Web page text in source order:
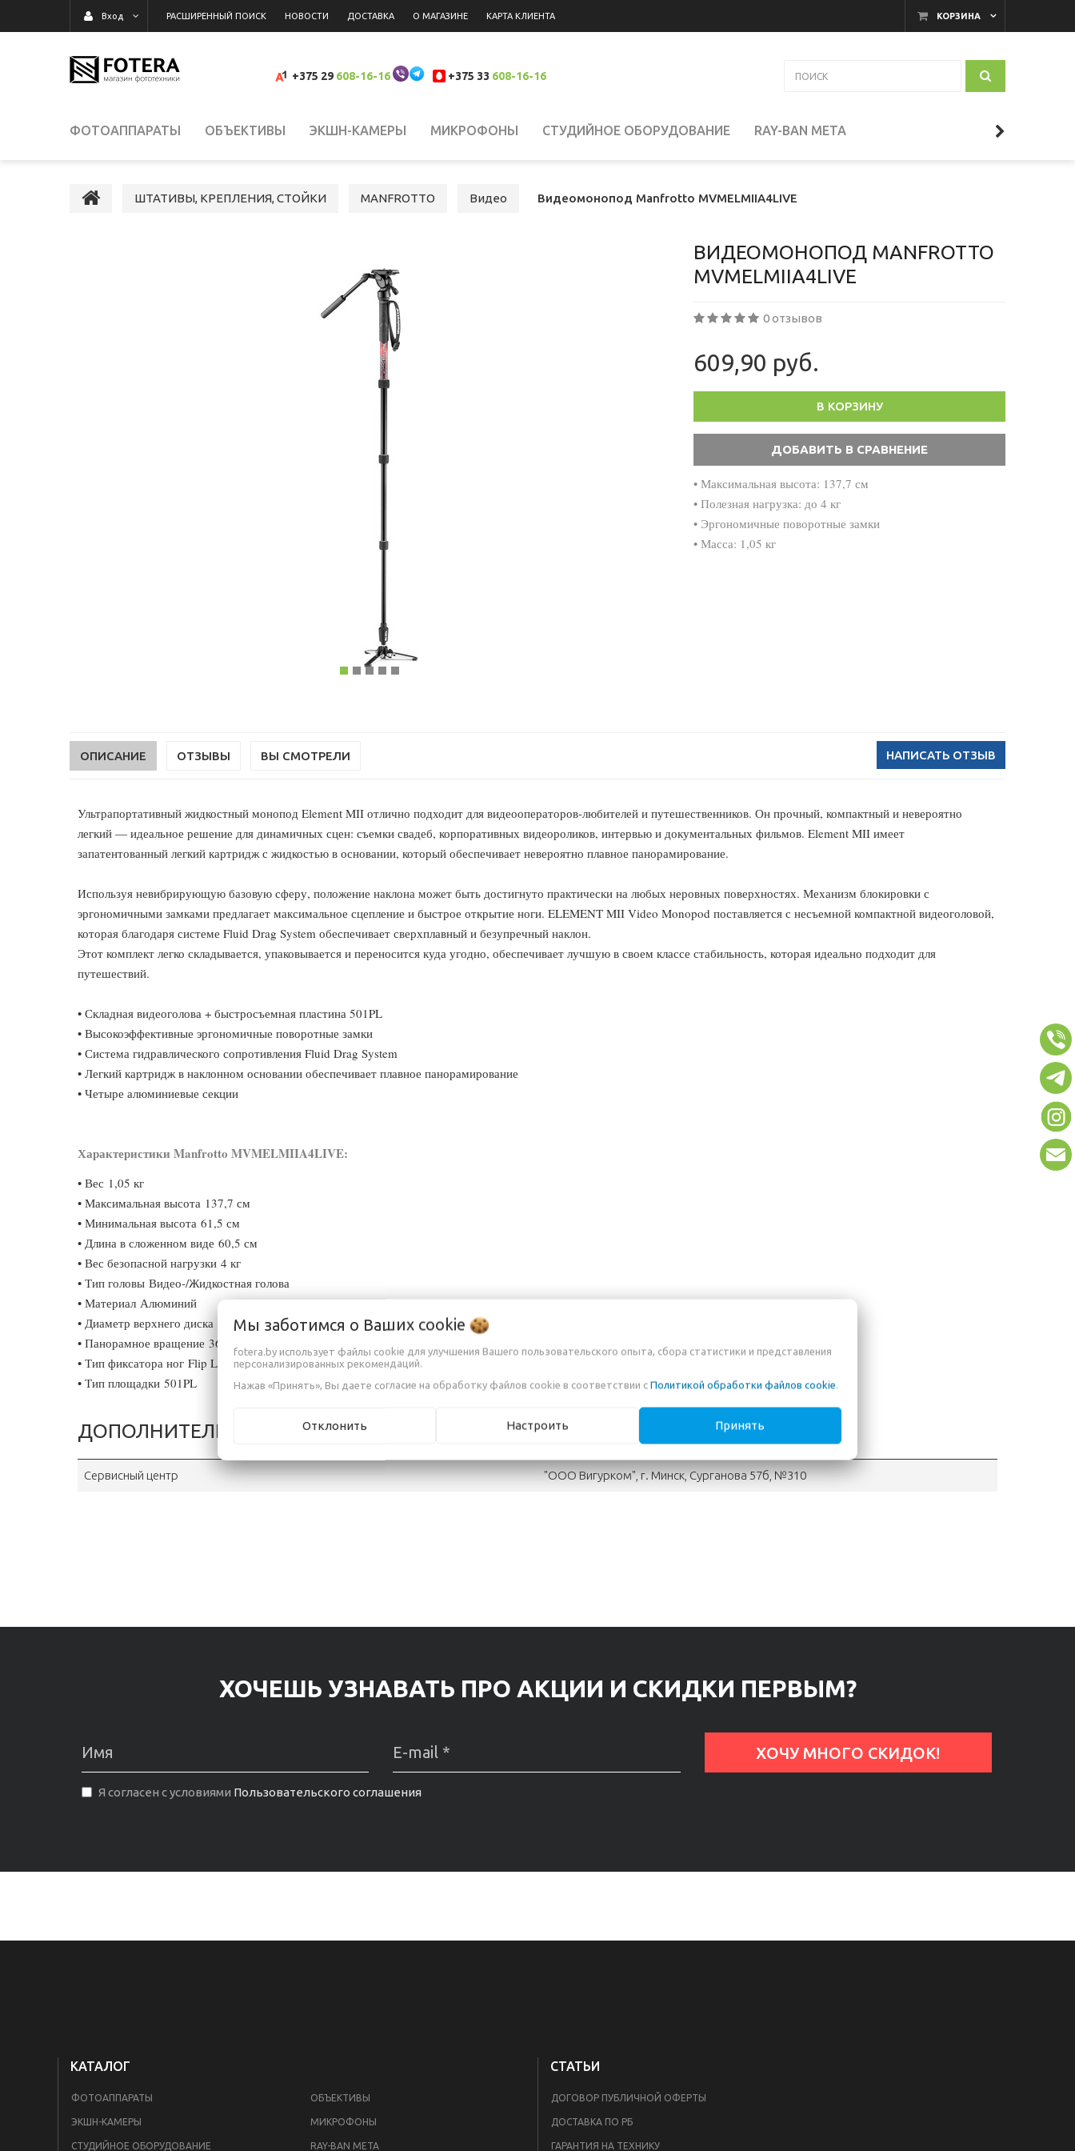
КОРЗИНА
Вход РАСШИРЕННЫЙ ПОИСК НОВОСТИ ДОСТАВКА О МАГАЗИНЕ КАРТА КЛИЕНТА
+375 29 608-16-16 +375 33 608-16-16
ФОТОАППАРАТЫ ОБЪЕКТИВЫ ЭКШН-КАМЕРЫ МИКРОФОНЫ СТУДИЙНОЕ ОБОРУДОВАНИЕ RAY-BAN META
БИНОКЛИ ТЕЛЕСКОПЫ
ГРАФИЧЕСКИЕ ПЛАНШЕТЫ
РАСПРОДАЖА
ШТАТИВЫ, КРЕПЛЕНИЯ, СТОЙКИ MANFROTTO Видео Видеомонопод Manfrotto MVMELMIIA4LIVE
ВИДЕОМОНОПОД MANFROTTO
MVMELMIIA4LIVE
0 отзывов
609,90 руб.
В КОРЗИНУ
• Максимальная высота: 137,7 см
• Полезная нагрузка: до 4 кг
• Эргономичные поворотные замки
• Масса: 1,05 кг
ОПИСАНИЕ ОТЗЫВЫ НАПИСАТЬ ОТЗЫВ
ВЫ СМОТРЕЛИ
Ультрапортативный жидкостный монопод Element MII отлично подходит для видеооператоров-любителей и путешественников. Он прочный, компактный и невероятно
легкий — идеальное решение для динамичных сцен: съемки свадеб, корпоративных видеороликов, интервью и документальных фильмов. Element MII имеет
запатентованный легкий картридж с жидкостью в основании, который обеспечивает невероятно плавное панорамирование.
Используя невибрирующую базовую сферу, положение наклона может быть достигнуто практически на любых неровных поверхностях. Механизм блокировки с
эргономичными замками предлагает максимальное сцепление и быстрое открытие ноги. ELEMENT MII Video Monopod поставляется с несъемной компактной видеоголовой,
которая благодаря системе Fluid Drag System обеспечивает сверхплавный и безупречный наклон.
Этот комплект легко складывается, упаковывается и переносится куда угодно, обеспечивает лучшую в своем классе стабильность, которая идеально подходит для
путешествий.
• Складная видеоголова + быстросъемная пластина 501PL
• Высокоэффективные эргономичные поворотные замки
• Система гидравлического сопротивления Fluid Drag System
• Легкий картридж в наклонном основании обеспечивает плавное панорамирование
• Четыре алюминиевые секции
Характеристики Manfrotto MVMELMIIA4LIVE:
• Вес 1,05 кг
• Максимальная высота 137,7 см
• Минимальная высота 61,5 см
• Длина в сложенном виде 60,5 см
• Вес безопасной нагрузки 4 кг
• Тип головы Видео-/Жидкостная голова
• Материал Алюминий
• Диаметр верхнего диска 40 мм
• Панорамное вращение 360°
• Тип фиксатора ног Flip Lock
• Тип площадки 501PL
ДОПОЛНИТЕЛЬНАЯ ИНФОРМАЦИЯ
Сервисный центр "OOO Вигурком", г. Минск, Сурганова 57б, №310
ХОЧЕШЬ УЗНАВАТЬ ПРО АКЦИИ И СКИДКИ ПЕРВЫМ?
Я согласен с условиями Пользовательского соглашения
КАТАЛОГ
ФОТОАППАРАТЫ ОБЪЕКТИВЫ
ЭКШН-КАМЕРЫ МИКРОФОНЫ
СТУДИЙНОЕ ОБОРУДОВАНИЕ RAY-BAN META
СТАТЬИ
ДОГОВОР ПУБЛИЧНОЙ ОФЕРТЫ
ДОСТАВКА ПО РБ
ГАРАНТИЯ НА ТЕХНИКУ
Мы заботимся о Ваших cookie
fotera.by использует файлы cookie для улучшения Вашего пользовательского опыта, сбора статистики и представления
персонализированных рекомендаций.
Нажав «Принять», Вы даете согласие на обработку файлов cookie в соответствии с Политикой обработки файлов cookie.
Отклонить Настроить Принять